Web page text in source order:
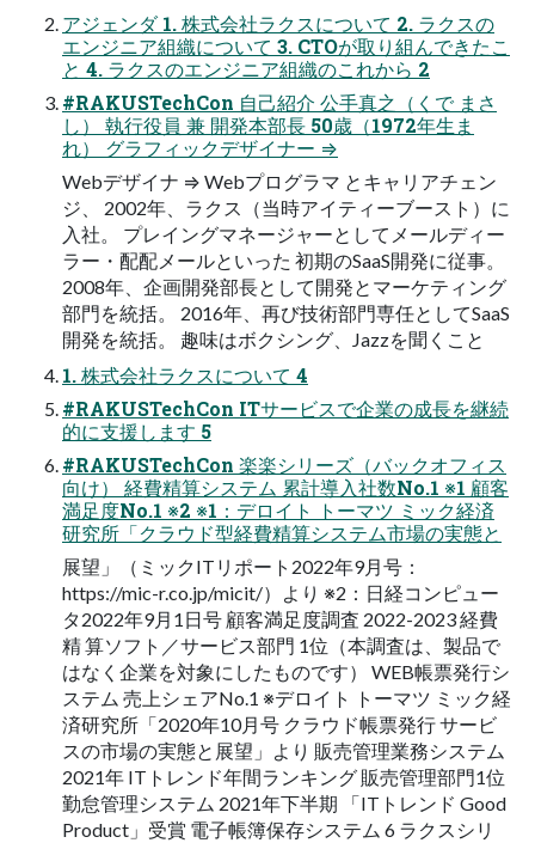
アジェンダ 1. 株式会社ラクスについて 2. ラクスの
エンジニア組織について 3. CTOが取り組んできたこ
と 4. ラクスのエンジニア組織のこれから 2
#RAKUSTechCon 自己紹介 公手真之（くで まさ
し） 執行役員 兼 開発本部長 50歳（1972年生ま
れ） グラフィックデザイナー ⇒
Webデザイナ ⇒ Webプログラマ とキャリアチェン
ジ、 2002年、ラクス（当時アイティーブースト）に
入社。 プレイングマネージャーとしてメールディー
ラー・配配メールといった 初期のSaaS開発に従事。
2008年、企画開発部長として開発とマーケティング
部門を統括。 2016年、再び技術部門専任としてSaaS
開発を統括。 趣味はボクシング、Jazzを聞くこと
1. 株式会社ラクスについて 4
#RAKUSTechCon ITサービスで企業の成長を継続
的に支援します 5
#RAKUSTechCon 楽楽シリーズ（バックオフィス
向け） 経費精算システム 累計導入社数No.1 ※1 顧客
満足度No.1 ※2 ※1：デロイト トーマツ ミック経済
研究所「クラウド型経費精算システム市場の実態と
展望」（ミックITリポート2022年9月号：
https://mic-r.co.jp/micit/）より ※2：日経コンピュー
タ2022年9月1日号 顧客満足度調査 2022-2023 経費
精 算ソフト／サービス部門 1位（本調査は、製品で
はなく企業を対象にしたものです） WEB帳票発行シ
ステム 売上シェアNo.1 ※デロイト トーマツ ミック経
済研究所「2020年10月号 クラウド帳票発行 サービ
スの市場の実態と展望」より 販売管理業務システム
2021年 ITトレンド年間ランキング 販売管理部門1位
勤怠管理システム 2021年下半期 「ITトレンド Good
Product」受賞 電子帳簿保存システム 6 ラクスシリ